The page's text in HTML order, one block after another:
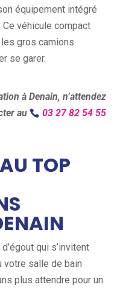
équipement intégré
véhicule compact
gros camions
se garer.
à Denain, n’attendez
au
03 27 82 54 55
TOP
qui s’invitent
votre salle de bain
plus attendre pour un